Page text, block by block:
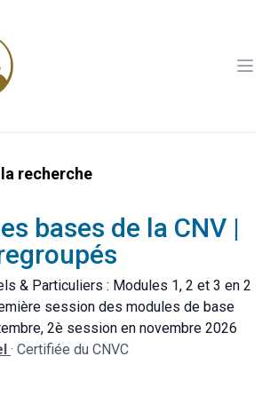
recherche
bases de la CNV |
& Particuliers : Modules 1, 2 et 3 en 2
session des modules de base
2è session en novembre 2026
· Certifiée du CNVC